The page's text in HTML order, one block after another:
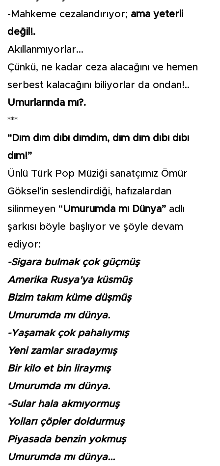
-Mahkeme cezalandırıyor; ama yeterli
değil!.
Akıllanmıyorlar...
Çünkü, ne kadar ceza alacağını ve hemen
serbest kalacağını biliyorlar da ondan!..
Umurlarında mı?.
***
“Dım dım dıbı dımdım, dım dım dıbı dıbı
dım!”
Ünlü Türk Pop Müziği sanatçımız Ömür
Göksel'in seslendirdiği, hafızalardan
silinmeyen “Umurumda mı Dünya” adlı
şarkısı böyle başlıyor ve şöyle devam
ediyor:
-Sigara bulmak çok güçmüş
Amerika Rusya'ya küsmüş
Bizim takım küme düşmüş
Umurumda mı dünya.
-Yaşamak çok pahalıymış
Yeni zamlar sıradaymış
Bir kilo et bin liraymış
Umurumda mı dünya.
-Sular hala akmıyormuş
Yolları çöpler doldurmuş
Piyasada benzin yokmuş
Umurumda mı dünya...